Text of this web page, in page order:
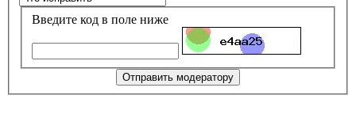
Введите код в поле ниже
Отправить модератору